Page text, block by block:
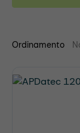
Ordinamento